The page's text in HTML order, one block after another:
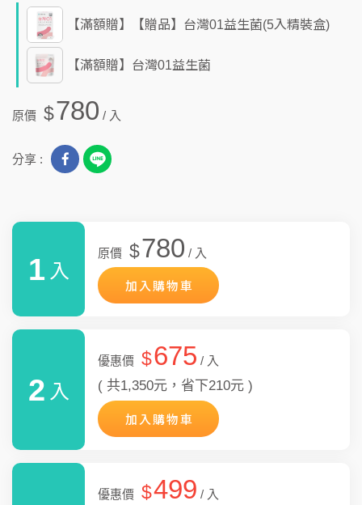
【滿額贈】【贈品】台灣01益生菌(5入精裝盒)
【滿額贈】台灣01益生菌
原價 $780 / 入
分享 :
1 入
原價 $780 / 入
加入購物車
2 入
優惠價 $675 / 入
( 共1,350元，省下210元 )
加入購物車
優惠價 $499 / 入